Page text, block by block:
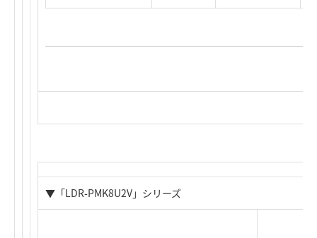
▼「LDR-PMK8U2V」シリーズ